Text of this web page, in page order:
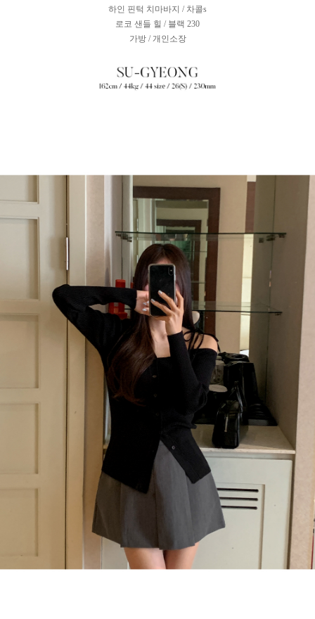
하인 핀턱 치마바지 / 차콜s
로코 샌들 힐 / 블랙 230
가방 / 개인소장